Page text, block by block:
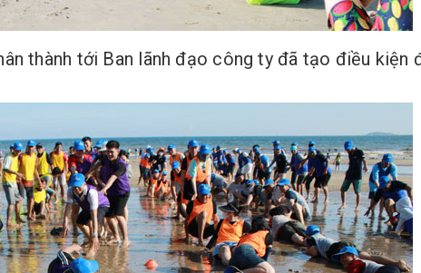
thành tới Ban lãnh đạo công ty đã tạo điều